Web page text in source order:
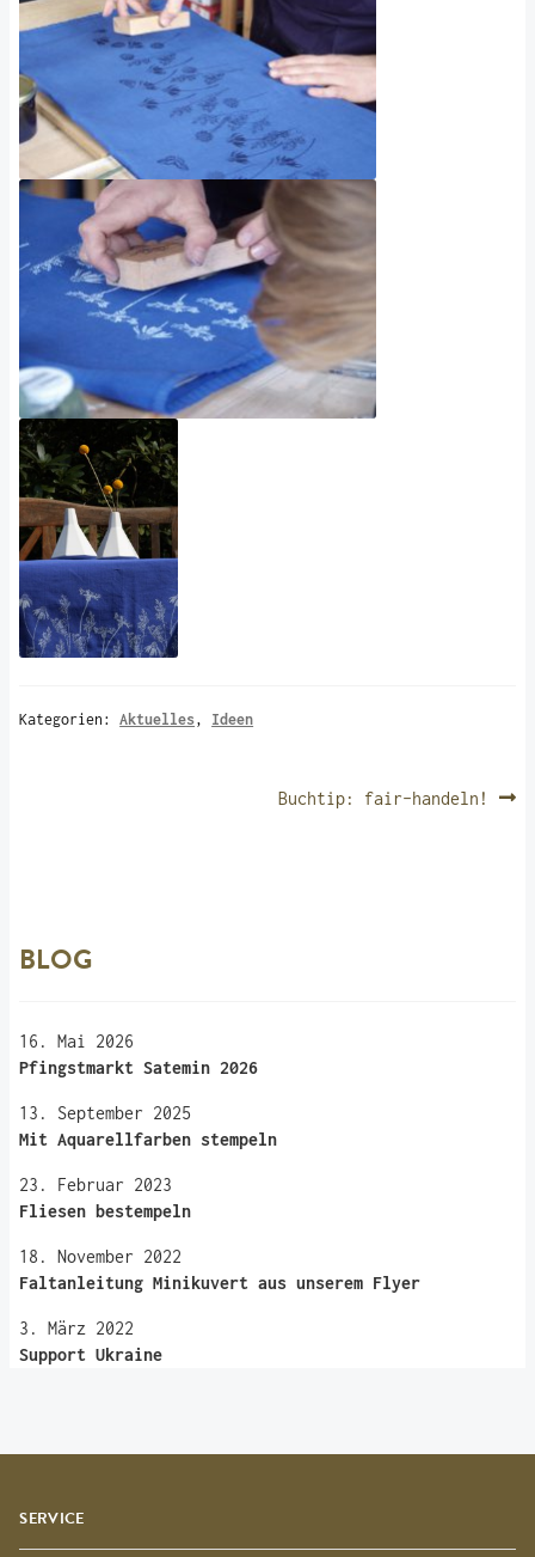
Kategorien:Aktuelles, Ideen
BEITRAGSNAVIGATIONNächster
Buchtip: fair-handeln!
BLOG
16. Mai 2026
Pfingstmarkt Satemin 2026
13. September 2025
Mit Aquarellfarben stempeln
23. Februar 2023
Fliesen bestempeln
18. November 2022
Faltanleitung Minikuvert aus unserem Flyer
3. März 2022
Support Ukraine
SERVICE